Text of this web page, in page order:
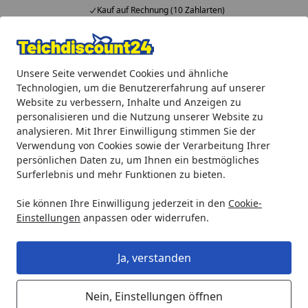
Unsere Seite verwendet Cookies und ähnliche
Technologien, um die Benutzererfahrung auf unserer
Website zu verbessern, Inhalte und Anzeigen zu
personalisieren und die Nutzung unserer Website zu
analysieren. Mit Ihrer Einwilligung stimmen Sie der
Verwendung von Cookies sowie der Verarbeitung Ihrer
persönlichen Daten zu, um Ihnen ein bestmögliches
Surferlebnis und mehr Funktionen zu bieten.
Sie können Ihre Einwilligung jederzeit in den Cookie-
Einstellungen anpassen oder widerrufen.
Ja, verstanden
Nein, Einstellungen öffnen
Kauf auf Rechnung (10 Zahlarten)
Alle Produkte
Mein Konto
Suchen
Startseite
Oase Ersatz UVC/Pumpe für Filtral 2500 (13966)
Oase Ersatz UVC/Pumpe für Filtral
2500 (13966)